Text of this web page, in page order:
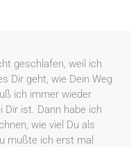
geschlafen, weil ich
Dir geht, wie Dein Weg
ich immer wieder
Dir ist. Dann habe ich
wie viel Du als
mußte ich erst mal